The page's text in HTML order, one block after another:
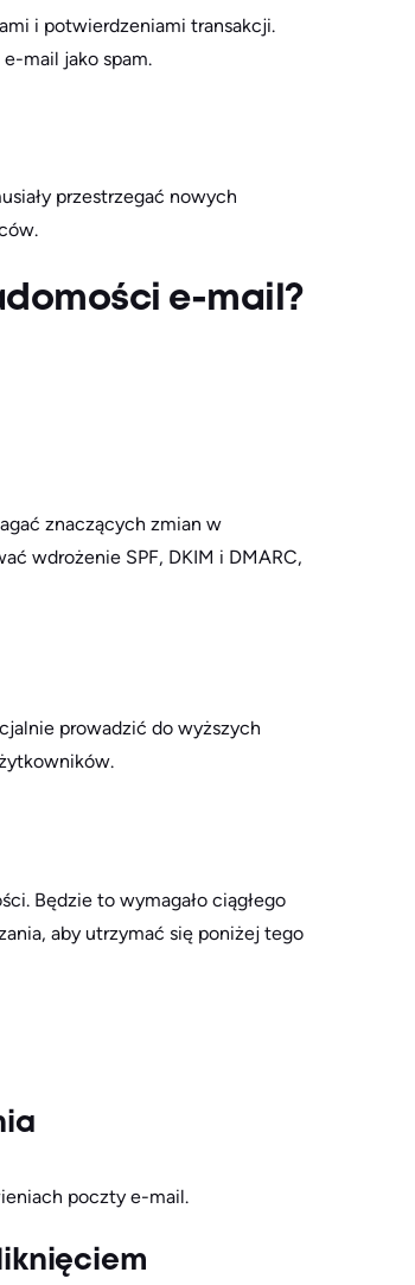
i potwierdzeniami transakcji.
mail jako spam.
przestrzegać nowych
e-mail?
znaczących zmian w
wdrożenie SPF, DKIM i DMARC,
prowadzić do wyższych
Będzie to wymagało ciągłego
aby utrzymać się poniżej tego
poczty e-mail.